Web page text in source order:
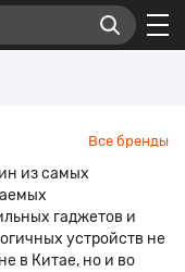
Все бренды
из самых
гаджетов и
устройств не
в Китае, но и во